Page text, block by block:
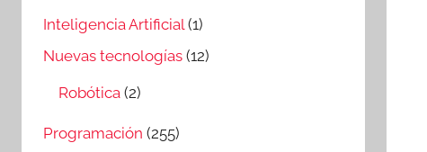
Inteligencia Artificial (1)
Nuevas tecnologías (12)
Robótica (2)
Programación (255)